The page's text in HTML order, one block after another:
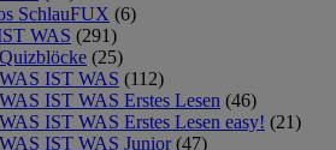
SchlauFUX (6)
WAS (291)
Quizblöcke (25)
WAS IST WAS (112)
WAS IST WAS Erstes Lesen (46)
WAS IST WAS Erstes Lesen easy! (21)
WAS IST WAS Junior (47)